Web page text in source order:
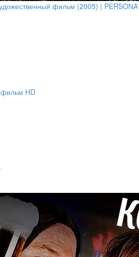
фильм (2005) | PERSONA
фильм HD